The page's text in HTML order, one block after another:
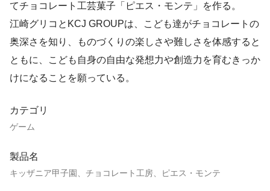
てチョコレート工芸菓子「ピエス・モンテ」を作る。
江崎グリコとKCJ GROUPは、こども達がチョコレートの
奥深さを知り、ものづくりの楽しさや難しさを体感すると
ともに、こども自身の自由な発想力や創造力を育むきっか
けになることを願っている。
カテゴリ
ゲーム
製品名
キッザニア甲子園、チョコレート工房、ピエス・モンテ